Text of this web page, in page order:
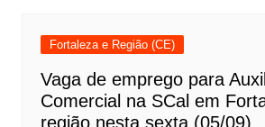
Fortaleza e Região (CE)
Vaga de emprego para
Comercial na SCal em
região nesta sexta (05/09)